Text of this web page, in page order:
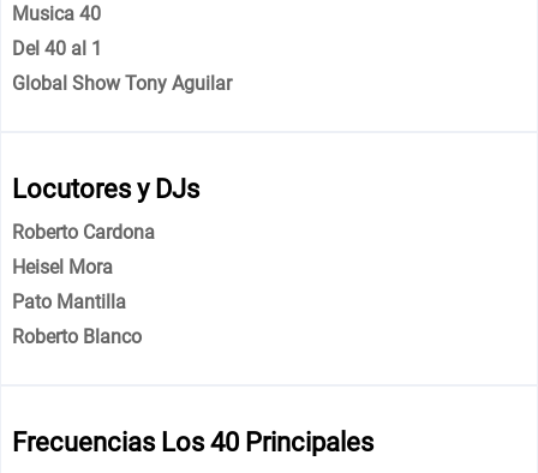
Musica 40
Del 40 al 1
Global Show Tony Aguilar
Locutores y DJs
Roberto Cardona
Heisel Mora
Pato Mantilla
Roberto Blanco
Frecuencias Los 40 Principales